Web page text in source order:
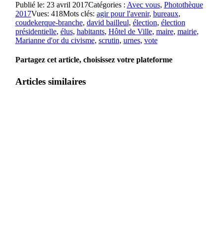
Publié le: 23 avril 2017Catégories : Avec vous, Photothèque
2017Vues: 418Mots clés: agir pour l'avenir, bureaux,
coudekerque-branche, david bailleul, élection, élection
présidentielle, élus, habitants, Hôtel de Ville, maire, mairie,
Marianne d'or du civisme, scrutin, urnes, vote
Partagez cet article, choisissez votre plateforme
Articles similaires